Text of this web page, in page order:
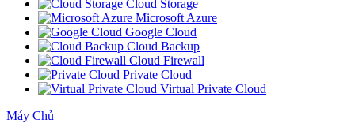
Cloud Storage
Microsoft Azure
Google Cloud
Cloud Backup
Cloud Firewall
Private Cloud
Virtual Private Cloud
Máy Chủ